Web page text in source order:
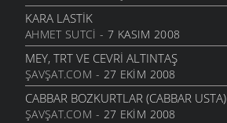
KARA LASTIK
AHMET SUTCI - 7 KASIM 2008
MEY, TRT VE CEVRI ALTINTAŞ
ŞAVŞAT.COM - 27 EKIM 2008
CABBAR BOZKURTLAR (CABBAR USTA)
ŞAVŞAT.COM - 27 EKIM 2008